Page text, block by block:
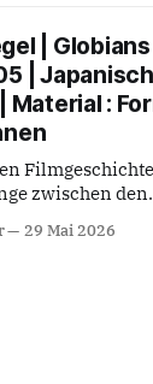
| Globians
|
:
zwischen den
Teshigahara
29 Mai 2026